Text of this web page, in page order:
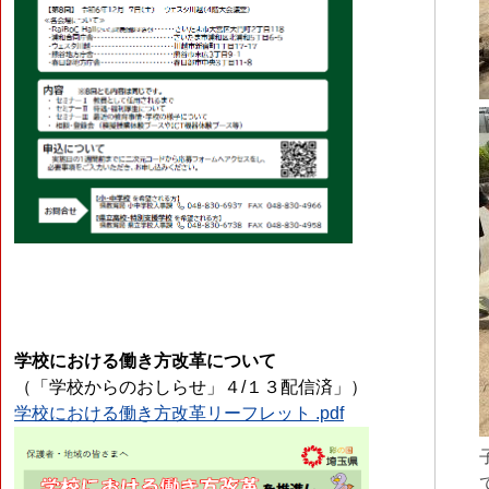
学校における働き方改革について
（「学校からのおしらせ」４/１３配信済」）
学校における働き方改革リーフレット .pdf